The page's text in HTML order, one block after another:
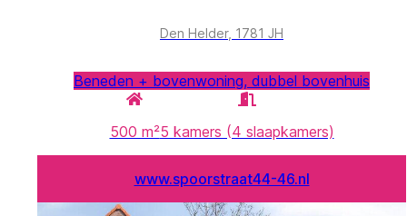
Den Helder, 1781 JH
Beneden + bovenwoning, dubbel bovenhuis
500 m²5 kamers (4 slaapkamers)
www.spoorstraat44-46.nl